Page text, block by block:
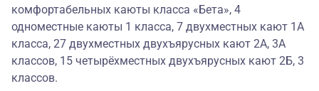
комфортабельных каюты класса «Бета», 4
одноместные каюты 1 класса, 7 двухместных кают 1А
класса, 27 двухместных двухъярусных кают 2А, 3А
классов, 15 четырёхместных двухъярусных кают 2Б, 3
классов.